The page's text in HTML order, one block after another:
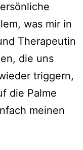
was mir in
Therapeutin
die uns
triggern,
die Palme
meinen